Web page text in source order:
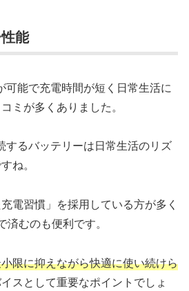
能
可能で充電時間が短く日常生活に
ミが多くありました。
するバッテリーは日常生活のリズ
ね。
電習慣」を採用している方が多く
むのも便利です。
限に抑えながら快適に使い続けら
スとして重要なポイントでしょ